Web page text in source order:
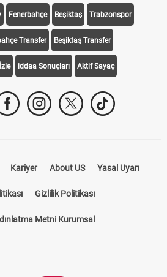
Fenerbahçe Beşiktaş Trabzonspor
Transfer Beşiktaş Transfer
iddaa Sonuçları Aktif Sayaç
Kariyer About US Yasal Uyarı
Gizlilik Politikası
Metni Kurumsal